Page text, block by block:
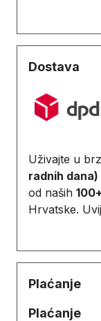
Dostava
Uživajte u
radnih dana)
od naših
Hrvatske.
Plaćanje
Plaćanje